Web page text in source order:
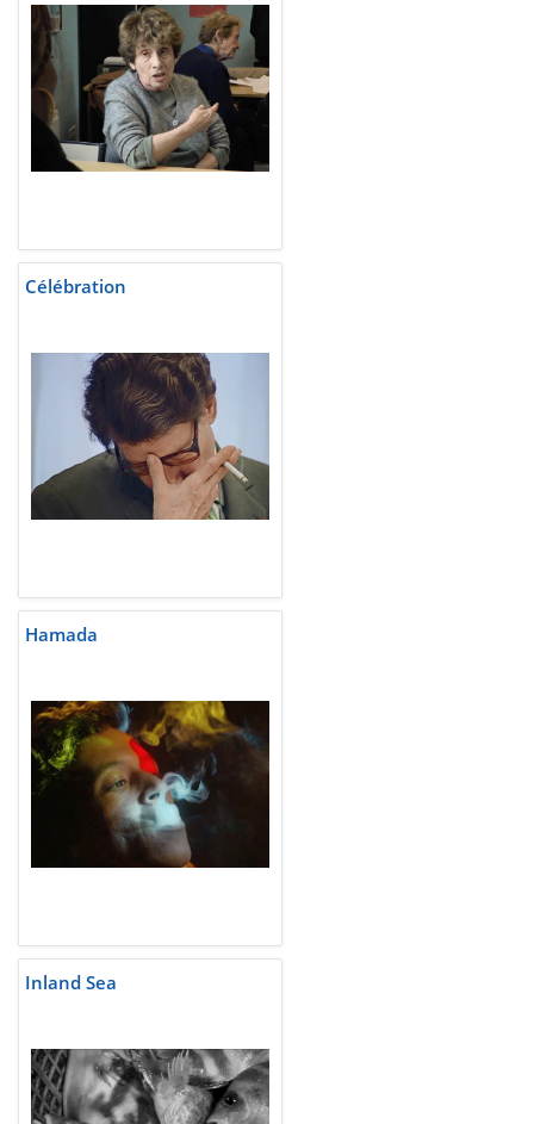
Célébration
Hamada
Inland Sea